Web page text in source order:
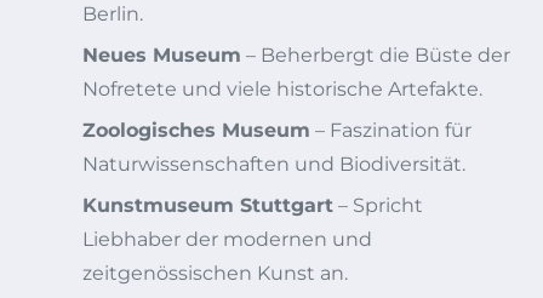
Berlin.
Neues Museum – Beherbergt die Büste der
Nofretete und viele historische Artefakte.
Zoologisches Museum – Faszination für
Naturwissenschaften und Biodiversität.
Kunstmuseum Stuttgart – Spricht
Liebhaber der modernen und
zeitgenössischen Kunst an.